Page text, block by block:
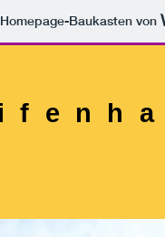
Baukasten von